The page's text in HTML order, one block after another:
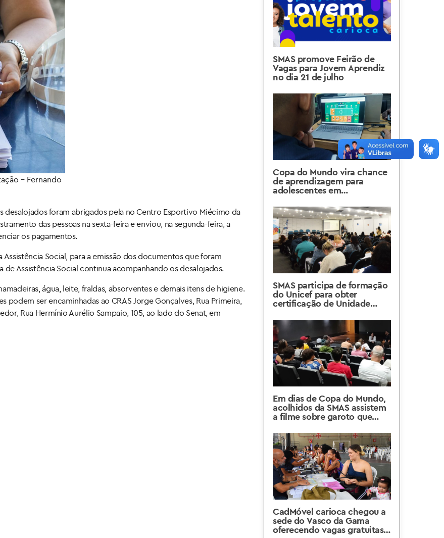
– Fernando
desalojados foram abrigados pela no Centro Esportivo Miécimo da
das pessoas na sexta-feira e enviou, na segunda-feira, a
os pagamentos.
Social, para a emissão dos documentos que foram
Assistência Social continua acompanhando os desalojados.
água, leite, fraldas, absorventes e demais itens de higiene.
ser encaminhadas ao CRAS Jorge Gonçalves, Rua Primeira,
Rua Hermínio Aurélio Sampaio, 105, ao lado do Senat, em
SMAS promove Feirão de
Vagas para Jovem Aprendiz
no dia 21 de julho
Copa do Mundo vira chance
de aprendizagem para
adolescentes em
SMAS participa de formação
do Unicef para obter
certificação de Unidade
Em dias de Copa do Mundo,
acolhidos da SMAS assistem
a filme sobre garoto que
CadMóvel carioca chegou a
sede do Vasco da Gama
oferecendo vagas gratuitas